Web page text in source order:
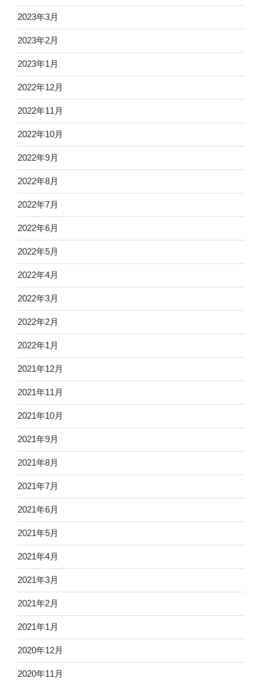
2023年3月
2023年2月
2023年1月
2022年12月
2022年11月
2022年10月
2022年9月
2022年8月
2022年7月
2022年6月
2022年5月
2022年4月
2022年3月
2022年2月
2022年1月
2021年12月
2021年11月
2021年10月
2021年9月
2021年8月
2021年7月
2021年6月
2021年5月
2021年4月
2021年3月
2021年2月
2021年1月
2020年12月
2020年11月